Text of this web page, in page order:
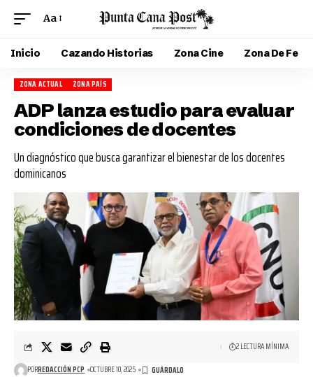
Aa
Inicio Cazando Historias Zona Cine Zona De Fe
ZONA ACTUAL ZONA PAÍS
ADP lanza estudio para evaluar
condiciones de docentes
Un diagnóstico que busca garantizar el bienestar de los docentes
dominicanos
PORREDACCIÓN PCP OCTUBRE 10, 2025
2 LECTURA MÍNIMA